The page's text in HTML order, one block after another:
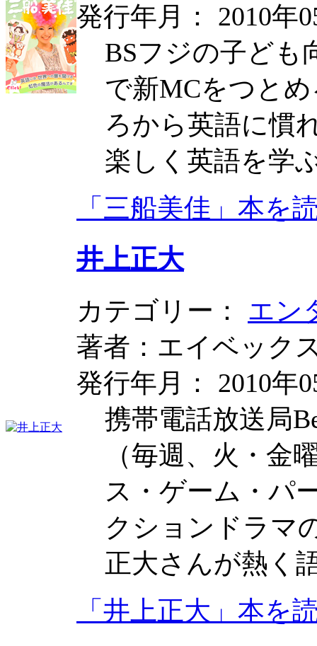
発行年月： 2010年
BSフジの子ども
で新MCをつと
ろから英語に慣
楽しく英語を学
「三船美佳」本を
井上正大
カテゴリー： エン
著者：エイベック
発行年月： 2010年
携帯電話放送局
（毎週、火・金
ス・ゲーム・パ
クションドラマ
正大さんが熱く
「井上正大」本を